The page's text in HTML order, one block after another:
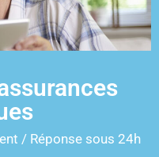
/ Réponse sous 24h